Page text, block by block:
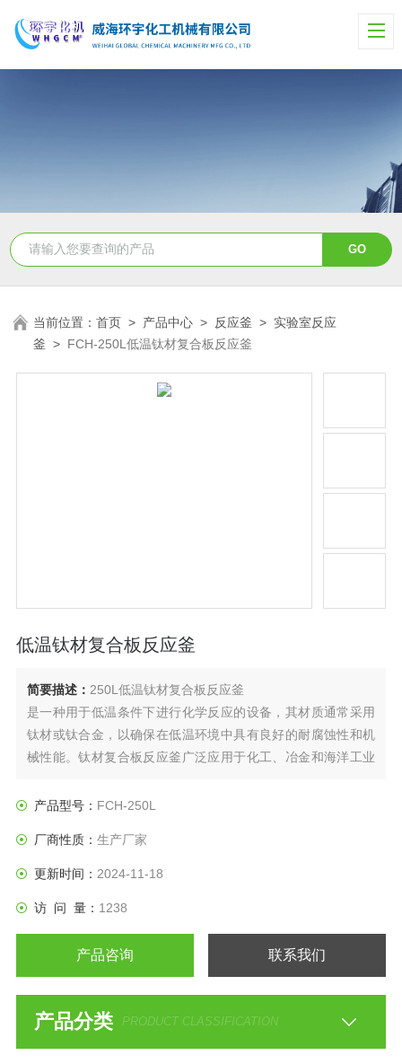
当前位置：首页 > 产品中心 > 反应釜 > 实验室反应
釜 > FCH-250L低温钛材复合板反应釜
低温钛材复合板反应釜
简要描述： 250L低温钛材复合板反应釜
是一种用于低温条件下进行化学反应的设备，其材质通常采用
钛材或钛合金，以确保在低温环境中具有良好的耐腐蚀性和机
械性能。钛材复合板反应釜广泛应用于化工、冶金和海洋工业
产品型号： FCH-250L
厂商性质： 生产厂家
更新时间： 2024-11-18
访 问 量： 1238
产品咨询 联系我们
产品分类 PRODUCT CLASSIFICATION